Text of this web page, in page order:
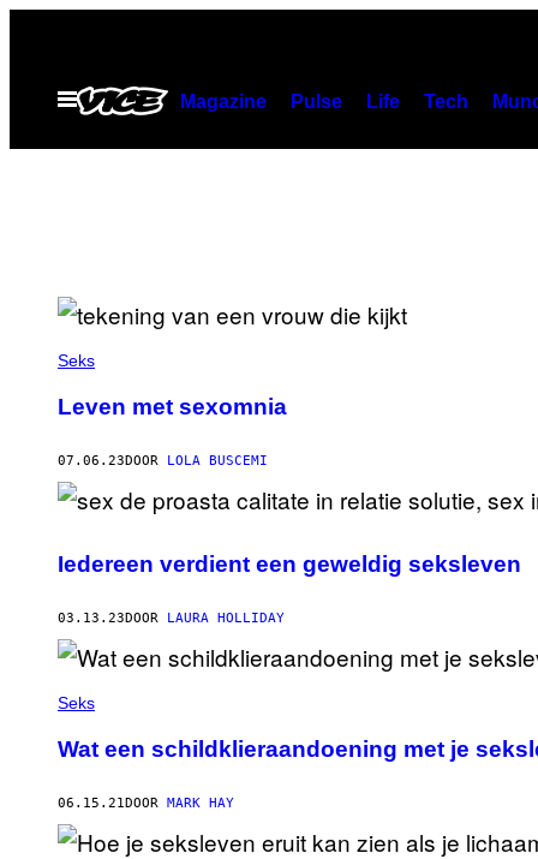
Open
menu
Magazine Pulse Life Tech
Seks
Leven met sexomnia
07.06.23DOOR LOLA BUSCEMI
Iedereen verdient een geweldig seksleven
03.13.23DOOR LAURA HOLLIDAY
Seks
Wat een schildklieraandoening met je
06.15.21DOOR MARK HAY